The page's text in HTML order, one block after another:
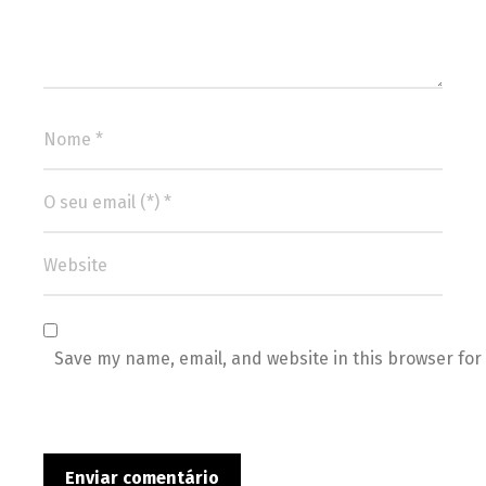
Save my name, email, and website in this browser